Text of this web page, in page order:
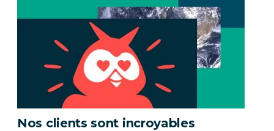
Nos clients sont incroyables